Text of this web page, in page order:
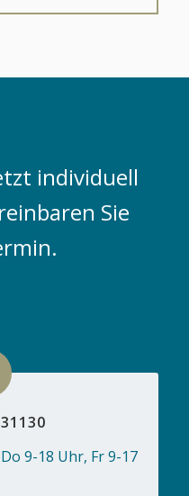
individuell
Sie
9-18 Uhr, Fr 9-17